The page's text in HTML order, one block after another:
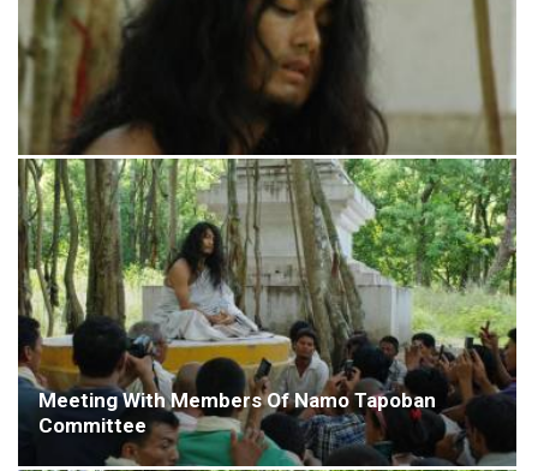
Meeting With Members Of Namo Tapoban
Committee